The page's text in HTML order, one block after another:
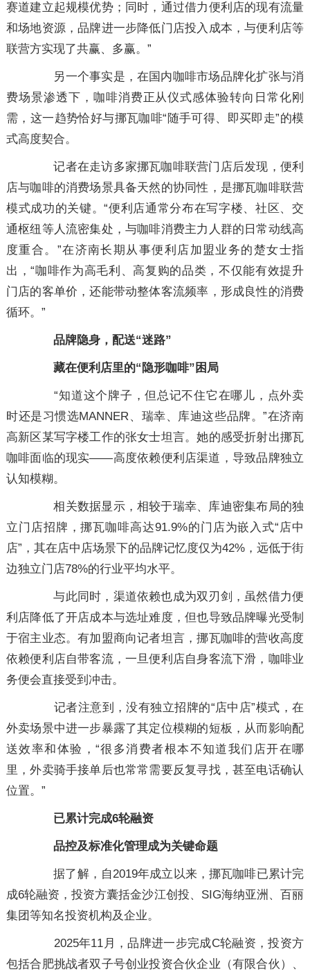
赛道建立起规模优势；同时，通过借力便利店的现有流量
和场地资源，品牌进一步降低门店投入成本，与便利店等
联营方实现了共赢、多赢。”
另一个事实是，在国内咖啡市场品牌化扩张与消
费场景渗透下，咖啡消费正从仪式感体验转向日常化刚
需，这一趋势恰好与挪瓦咖啡“随手可得、即买即走”的模
式高度契合。
记者在走访多家挪瓦咖啡联营门店后发现，便利
店与咖啡的消费场景具备天然的协同性，是挪瓦咖啡联营
模式成功的关键。“便利店通常分布在写字楼、社区、交
通枢纽等人流密集处，与咖啡消费主力人群的日常动线高
度重合。”在济南长期从事便利店加盟业务的楚女士指
出，“咖啡作为高毛利、高复购的品类，不仅能有效提升
门店的客单价，还能带动整体客流频率，形成良性的消费
循环。”
品牌隐身，配送“迷路”
藏在便利店里的“隐形咖啡”困局
“知道这个牌子，但总记不住它在哪儿，点外卖
时还是习惯选MANNER、瑞幸、库迪这些品牌。”在济南
高新区某写字楼工作的张女士坦言。她的感受折射出挪瓦
咖啡面临的现实——高度依赖便利店渠道，导致品牌独立
认知模糊。
相关数据显示，相较于瑞幸、库迪密集布局的独
立门店招牌，挪瓦咖啡高达91.9%的门店为嵌入式“店中
店”，其在店中店场景下的品牌记忆度仅为42%，远低于街
边独立门店78%的行业平均水平。
与此同时，渠道依赖也成为双刃剑，虽然借力便
利店降低了开店成本与选址难度，但也导致品牌曝光受制
于宿主业态。有加盟商向记者坦言，挪瓦咖啡的营收高度
依赖便利店自带客流，一旦便利店自身客流下滑，咖啡业
务便会直接受到冲击。
记者注意到，没有独立招牌的“店中店”模式，在
外卖场景中进一步暴露了其定位模糊的短板，从而影响配
送效率和体验，“很多消费者根本不知道我们店开在哪
里，外卖骑手接单后也常常需要反复寻找，甚至电话确认
位置。”
已累计完成6轮融资
品控及标准化管理成为关键命题
据了解，自2019年成立以来，挪瓦咖啡已累计完
成6轮融资，投资方囊括金沙江创投、SIG海纳亚洲、百丽
集团等知名投资机构及企业。
2025年11月，品牌进一步完成C轮融资，投资方
包括合肥挑战者双子号创业投资合伙企业（有限合伙）、